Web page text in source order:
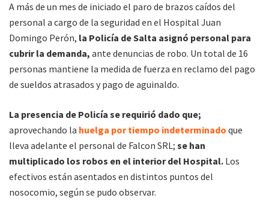
A más de un mes de iniciado el paro de brazos caídos del
personal a cargo de la seguridad en el Hospital Juan
Domingo Perón, la Policía de Salta asignó personal para
cubrir la demanda, ante denuncias de robo. Un total de 16
personas mantiene la medida de fuerza en reclamo del pago
de sueldos atrasados y pago de aguinaldo.
La presencia de Policía se requirió dado que;
aprovechando la huelga por tiempo indeterminado que
lleva adelante el personal de Falcon SRL; se han
multiplicado los robos en el interior del Hospital. Los
efectivos están asentados en distintos puntos del
nosocomio, según se pudo observar.